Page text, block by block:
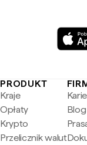
PRODUKT
Kraje
Opłaty
Krypto
Przelicznik walut
Blog